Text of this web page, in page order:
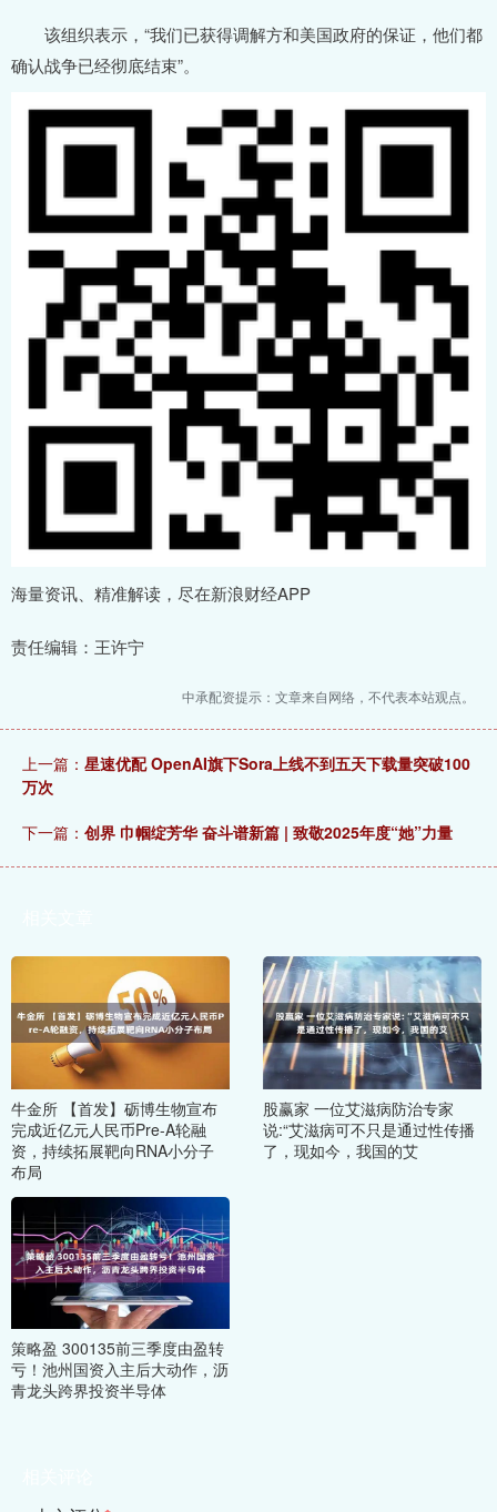
该组织表示，“我们已获得调解方和美国政府的保证，他们都
确认战争已经彻底结束”。
海量资讯、精准解读，尽在新浪财经APP
责任编辑：王许宁
中承配资提示：文章来自网络，不代表本站观点。
上一篇： 星速优配 OpenAI旗下Sora上线不到五天下载量突破100
万次
下一篇： 创界 巾帼绽芳华 奋斗谱新篇 | 致敬2025年度“她”力量
牛金所 【首发】砺博生物宣布
完成近亿元人民币Pre-A轮融
资，持续拓展靶向RNA小分子
布局
股赢家 一位艾滋病防治专家
说:“艾滋病可不只是通过性传播
了，现如今，我国的艾
策略盈 300135前三季度由盈转
亏！池州国资入主后大动作，沥
青龙头跨界投资半导体